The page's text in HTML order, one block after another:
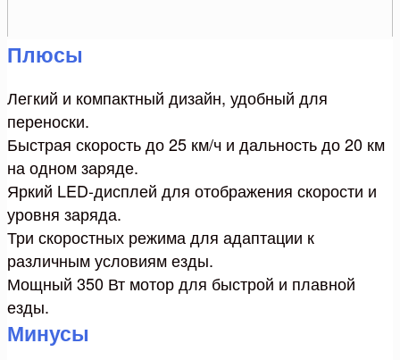
Плюсы
Легкий и компактный дизайн, удобный для
переноски.
Быстрая скорость до 25 км/ч и дальность до 20 км
на одном заряде.
Яркий LED-дисплей для отображения скорости и
уровня заряда.
Три скоростных режима для адаптации к
различным условиям езды.
Мощный 350 Вт мотор для быстрой и плавной
езды.
Минусы